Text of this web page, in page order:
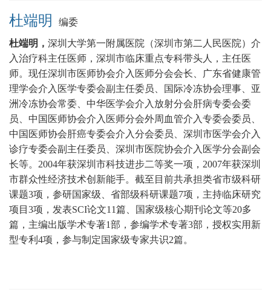
杜端明 编委
杜端明， 深圳大学第一附属医院（深圳市第二人民医院）介
入治疗科主任医师， 深圳市临床重点专科带头人，主任医
师。现任深圳市医师协会介入医师分会会长、广东省健康管
理学会介入医学专委会副主任委员、国际冷冻协会理事、亚
洲冷冻协会常委、中华医学会介入放射分会肝病专委会委
员、中国医师协会介入医师分会外周血管介入专委会委员、
中国医师协会肝癌专委会介入分会委员、深圳市医学会介入
诊疗专委会副主任委员、深圳市医院协会介入医学分会副会
长等。2004年获深圳市科技进步二等奖一项，2007年获深圳
市群众性经济技术创新能手。截至目前共承担类省市级科研
课题3项，参研国家级、省部级科研课题7项，主持临床研究
项目3项，发表SCI论文11篇、国家级核心期刊论文等20多
篇，主编出版学术专著1部，参编学术专著3部，授权实用新
型专利4项，参与制定国家级专家共识2篇。